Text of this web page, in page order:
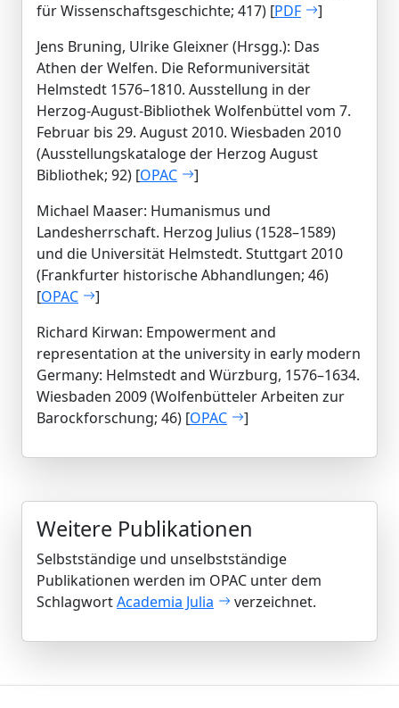
für Wissenschaftsgeschichte; 417) [PDF
]
Jens Bruning, Ulrike Gleixner (Hrsgg.): Das
Athen der Welfen. Die Reformuniversität
Helmstedt 1576–1810. Ausstellung in der
Herzog-August-Bibliothek Wolfenbüttel vom 7.
Februar bis 29. August 2010. Wiesbaden 2010
(Ausstellungskataloge der Herzog August
Bibliothek; 92) [OPAC
]
Michael Maaser: Humanismus und
Landesherrschaft. Herzog Julius (1528–1589)
und die Universität Helmstedt. Stuttgart 2010
(Frankfurter historische Abhandlungen; 46)
[OPAC
]
Richard Kirwan: Empowerment and
representation at the university in early modern
Germany: Helmstedt and Würzburg, 1576–1634.
Wiesbaden 2009 (Wolfenbütteler Arbeiten zur
Barockforschung; 46) [OPAC ]
Weitere Publikationen
Selbstständige und unselbstständige
Publikationen werden im OPAC unter dem
SchlagwortAcademia Julia verzeichnet.